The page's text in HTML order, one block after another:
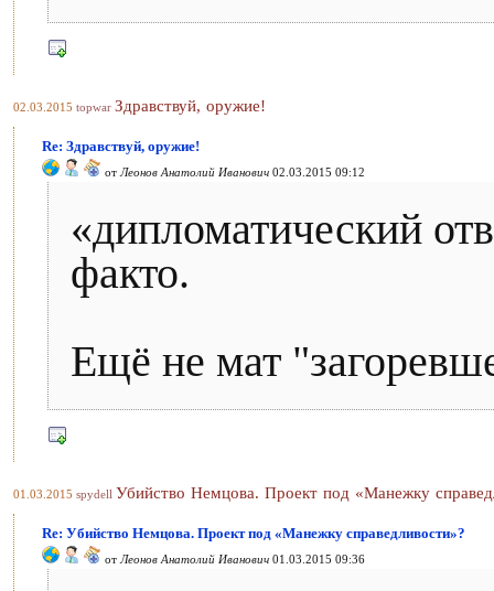
02.03.2015 topwar Здравствуй, оружие!
Re: Здравствуй, оружие!
от Леонов Анатолий Иванович 02.03.2015 09:12
«дипломатический
факто.
Ещё не мат
01.03.2015 spydell Убийство Немцова. Проект под «Манежку
Re: Убийство Немцова. Проект под «Манежку справедливости»?
от Леонов Анатолий Иванович 01.03.2015 09:36